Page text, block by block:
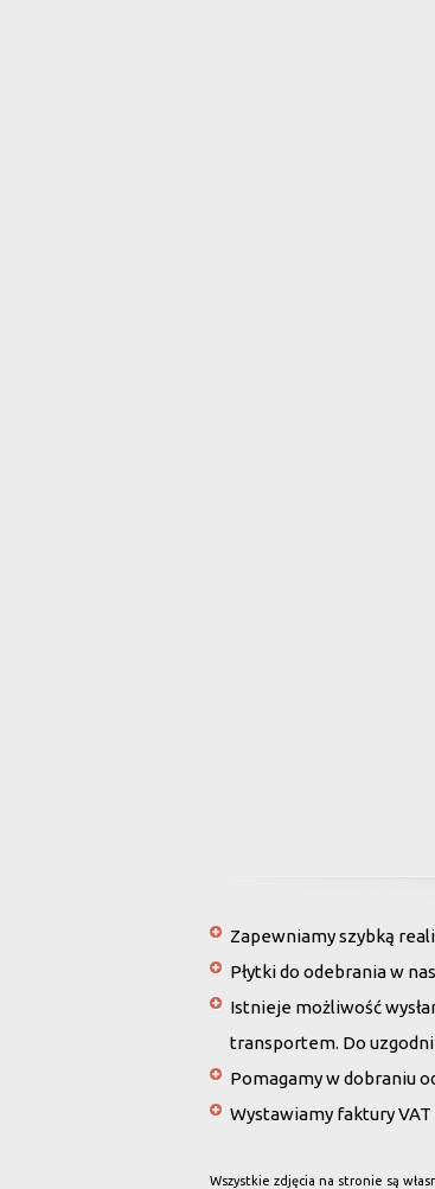
Zapewniamy szybką
Płytki do odebrania w
Istnieje możliwość
transportem. Do
Pomagamy w dobraniu
Wystawiamy faktury VAT
Wszystkie zdjęcia na stronie są